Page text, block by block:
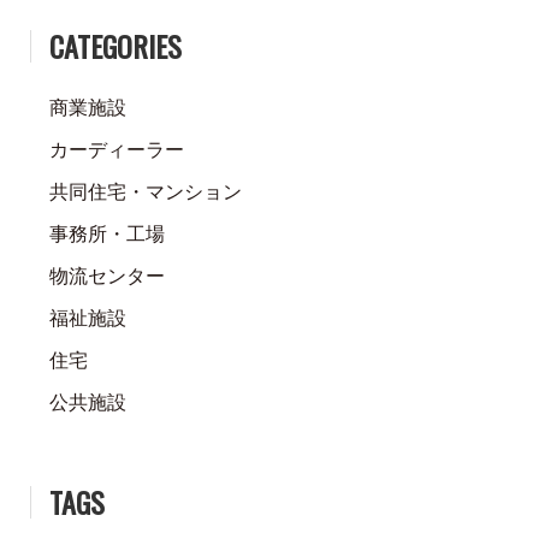
CATEGORIES
商業施設
カーディーラー
共同住宅・マンション
事務所・工場
物流センター
福祉施設
住宅
公共施設
TAGS